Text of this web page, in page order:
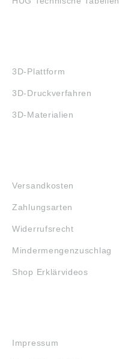
3D-Plattform
3D-Druckverfahren
3D-Materialien
Versandkosten
Zahlungsarten
Widerrufsrecht
Mindermengenzuschlag
Shop Erklärvideos
Impressum